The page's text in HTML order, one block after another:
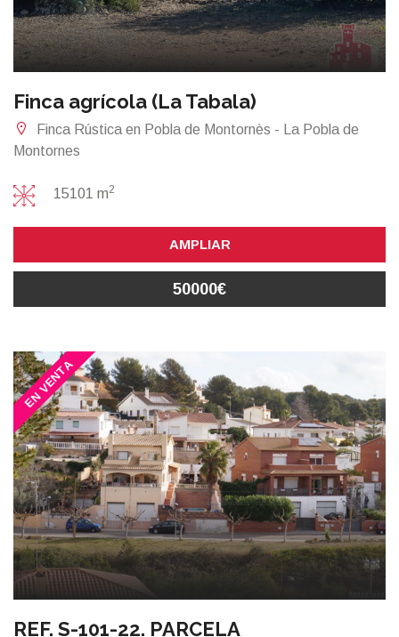
Finca agrícola (La Tabala)
Finca Rústica en Pobla de Montornès - La Pobla de
Montornes
15101 m2
AMPLIAR
50000€
EN VENTA
REF. S-101-22. PARCELA